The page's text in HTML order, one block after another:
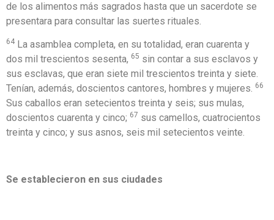
de los alimentos más sagrados hasta que un sacerdote se
presentara para consultar las suertes rituales.
64 La asamblea completa, en su totalidad, eran cuarenta y
dos mil trescientos sesenta, 65 sin contar a sus esclavos y
sus esclavas, que eran siete mil trescientos treinta y siete.
Tenían, además, doscientos cantores, hombres y mujeres. 66
Sus caballos eran setecientos treinta y seis; sus mulas,
doscientos cuarenta y cinco; 67 sus camellos, cuatrocientos
treinta y cinco; y sus asnos, seis mil setecientos veinte.
Se establecieron en sus ciudades